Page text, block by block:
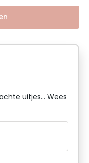
uitjes... Wees